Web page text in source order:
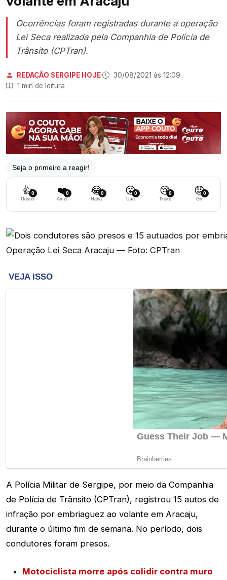
Ocorrências foram registradas durante a operação
Lei Seca realizada pela Companhia de Polícia de
Trânsito (CPTran).
REDAÇÃO SERGIPE HOJE· 30/08/2021 às 12:09·
1 min de leitura
Seja o primeiro a reagir!
👍0
Gostei
❤️0
Amei
😂0
Haha
😮0
Uau
😢0
Triste
😡0
Grr
Operação Lei Seca Aracaju — Foto: CPTran
A Polícia Militar de Sergipe, por meio da Companhia
de Polícia de Trânsito (CPTran), registrou 15 autos de
infração por embriaguez ao volante em Aracaju,
durante o último fim de semana. No período, dois
condutores foram presos.
Motociclista morre após colidir contra muro